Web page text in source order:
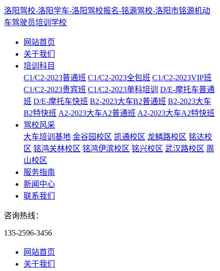
洛阳驾校-洛阳学车-洛阳驾校报名-铭源驾校-洛阳市铭源机动
车驾驶员培训学校
网站首页
关于我们
培训科目
C1/C2-2023普通班 C1/C2-2023全包班 C1/C2-2023VIP班
C1/C2-2023贵宾班 C1/C2-2023单科培训
D/E-摩托车普通
班 D/E-摩托车快班 B2-2023大车B2普通班 B2-2023大车
B2特快班 A2-2023大车A2普通班 A2-2023大车A2特快班
驾校风采
大车培训基地 金谷园校区 凯通校区 龙鳞路校区 铭达校
区 铭鸿关林校区 铭鸿伊滨校区 铭兴校区 武汉路校区 周
山校区
服务指南
新闻中心
联系我们
咨询热线：
135-2596-3456
网站首页
关于我们